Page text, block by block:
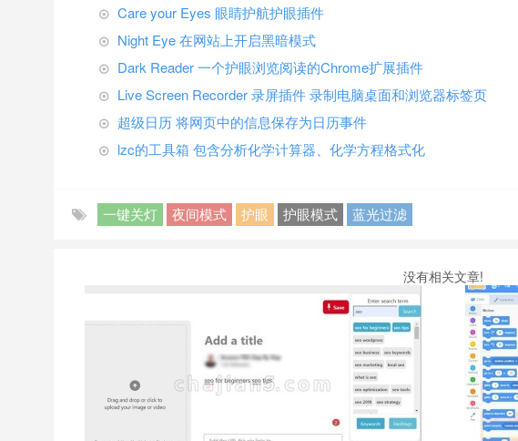
Care your Eyes 眼睛护航护眼插件
Night Eye 在网站上开启黑暗模式
Dark Reader 一个护眼浏览阅读的Chrome扩展插件
Live Screen Recorder 录屏插件 录制电脑桌面和浏览器标签页
超级日历 将网页中的信息保存为日历事件
lzc的工具箱 包含分析化学计算器、化学方程格式化
一键关灯 夜间模式 护眼 护眼模式 蓝光过滤
没有相关文章!